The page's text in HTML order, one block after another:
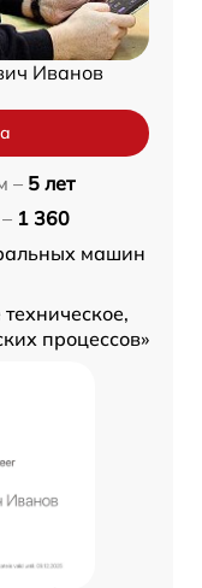
Иванов
– 5 лет
1 360
машин
процессов»